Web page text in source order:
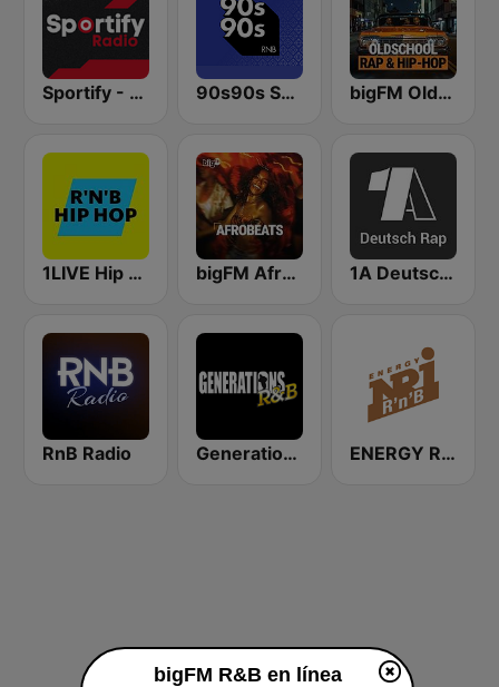
Sportify - R&B Workout 90s90s Soul & R&B bigFM Oldschool Rap & Hip-Hop
1LIVE Hip Hop & RnB bigFM Afrobeats 1A Deutsch Rap
RnB Radio Generations R&B ENERGY RNB
bigFM R&B en línea